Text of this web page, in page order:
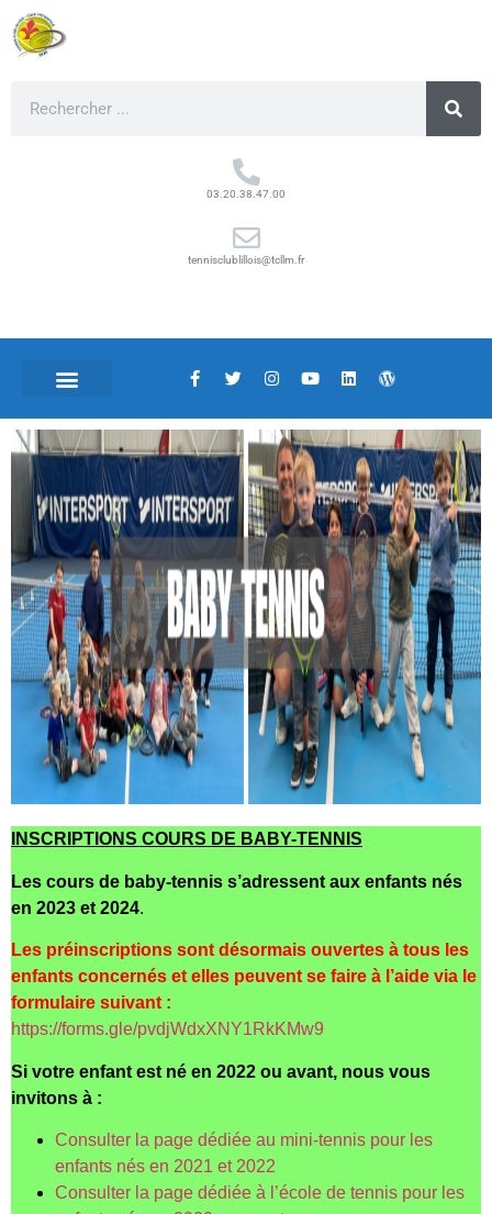
03.20.38.47.00
tennisclublillois@tcllm.fr
INSCRIPTIONS COURS DE BABY-TENNIS
Les cours de baby-tennis s’adressent aux enfants nés
en 2023 et 2024.
Les préinscriptions sont désormais ouvertes à tous les
enfants concernés et elles peuvent se faire à l’aide via le
formulaire suivant :
https://forms.gle/pvdjWdxXNY1RkKMw9
Si votre enfant est né en 2022 ou avant, nous vous
invitons à :
Consulter la page dédiée au mini-tennis pour les
enfants nés en 2021 et 2022
Consulter la page dédiée à l’école de tennis pour les